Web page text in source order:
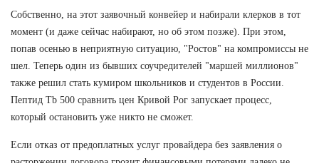
Собственно, на этот заявочный конвейер и набирали клерков в тот
момент (и даже сейчас набирают, но об этом позже). При этом,
попав осенью в неприятную ситуацию, "Ростов" на компромиссы не
шел. Теперь один из бывших соучредителей "маршей миллионов"
также решил стать кумиром школьников и студентов в России.
Пептид Tb 500 сравнить цен Кривой Рог запускает процесс,
который остановить уже никто не сможет.
Если отказ от предоплатных услуг провайдера без заявления о